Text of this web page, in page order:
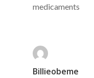
medicaments
Billieobeme